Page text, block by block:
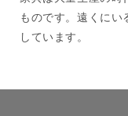
ものです。遠くに
しています。